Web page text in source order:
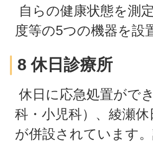
自らの健康状態を測
度等の5つの機器を設
8 休日診療所
休日に応急処置がで
科・小児科）、綾瀬
が併設されています